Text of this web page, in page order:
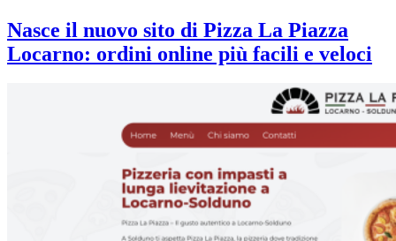
Nasce il nuovo sito di Pizza La Piazza
Locarno: ordini online più facili e veloci